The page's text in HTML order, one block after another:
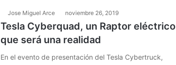
Jose Miguel Arce noviembre 26, 2019
Tesla Cyberquad, un Raptor eléctrico
que será una realidad
En el evento de presentación del Tesla Cybertruck,